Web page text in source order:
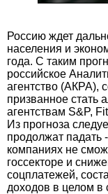
Россию ждет
населения и
года. С таким
российское
агентство (АКРА),
призванное стать
агентствам S&P,
Из прогноза
продолжат падать
компаниях не
госсекторе и
соцплатежей,
доходов в целом в